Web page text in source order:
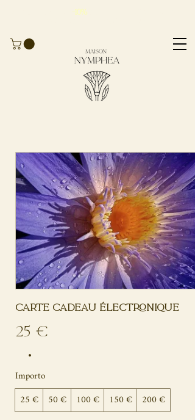
-10%
Carte cadeau électronique
25 €
Importo
25 € 50 € 100 € 150 € 200 €